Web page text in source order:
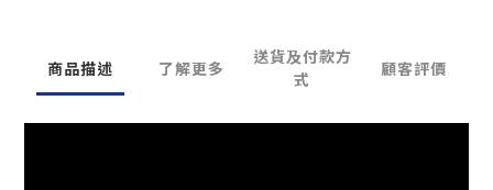
商品描述 了解更多
送貨及付款方
式
顧客評價